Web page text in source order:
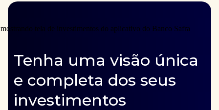
Tenha uma visão única
e completa dos seus
investimentos